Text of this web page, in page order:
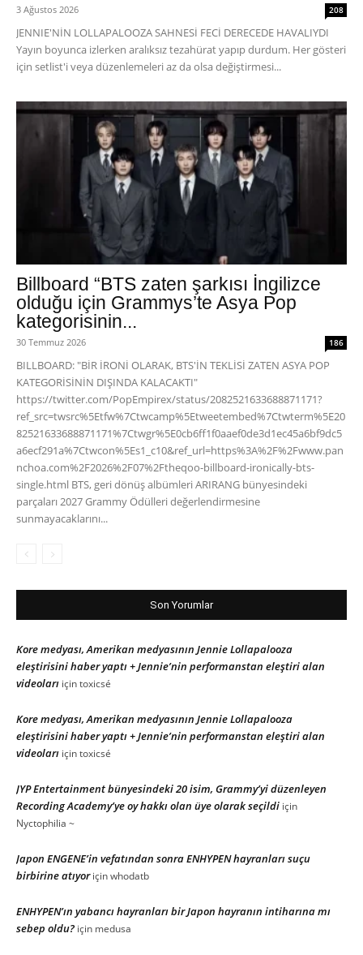
3 Ağustos 2026 208
JENNIE'NİN LOLLAPALOOZA SAHNESİ FECİ DERECEDE HAVALIYDI
Yayın boyunca izlerken aralıksız tezahürat yapıp durdum. Her gösteri
için setlist'i veya düzenlemeleri az da olsa değiştirmesi...
Billboard “BTS zaten şarkısı İngilizce
olduğu için Grammys’te Asya Pop
kategorisinin...
30 Temmuz 2026 186
BILLBOARD: "BİR İRONİ OLARAK, BTS'İN TEKLİSİ ZATEN ASYA POP
KATEGORİSİNİN DIŞINDA KALACAKTI"
https://twitter.com/PopEmpirex/status/2082521633688871171?
ref_src=twsrc%5Etfw%7Ctwcamp%5Etweetembed%7Ctwterm%5E20
82521633688871171%7Ctwgr%5E0cb6ff1f0aaef0de3d1ec45a6bf9dc5
a6ecf291a%7Ctwcon%5Es1_c10&ref_url=https%3A%2F%2Fwww.pan
nchoa.com%2F2026%2F07%2Ftheqoo-billboard-ironically-bts-
single.html BTS, geri dönüş albümleri ARIRANG bünyesindeki
parçaları 2027 Grammy Ödülleri değerlendirmesine
sunmayacaklarını...
Son Yorumlar
Kore medyası, Amerikan medyasının Jennie Lollapalooza
eleştirisini haber yaptı + Jennie’nin performanstan eleştiri alan
videoları içintoxicsé
Kore medyası, Amerikan medyasının Jennie Lollapalooza
eleştirisini haber yaptı + Jennie’nin performanstan eleştiri alan
videoları içintoxicsé
JYP Entertainment bünyesindeki 20 isim, Grammy’yi düzenleyen
Recording Academy’ye oy hakkı olan üye olarak seçildi için
Nyctophilia ~
Japon ENGENE’in vefatından sonra ENHYPEN hayranları suçu
birbirine atıyoriçinwhodatb
ENHYPEN’ın yabancı hayranları bir Japon hayranın intiharına mı
sebep oldu? için medusa